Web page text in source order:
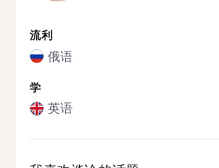
流利
俄语
学
英语